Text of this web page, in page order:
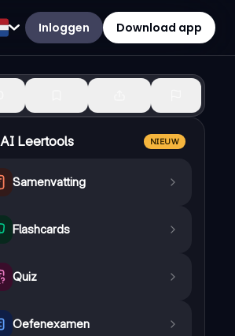
Inloggen Download app
AI Leertools NIEUW
Samenvatting
Flashcards
Quiz
Oefenexamen